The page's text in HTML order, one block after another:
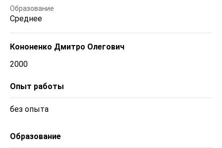
Образование
Среднее
Кононенко Дмитро Олегович
2000
Опыт работы
без опыта
Образование